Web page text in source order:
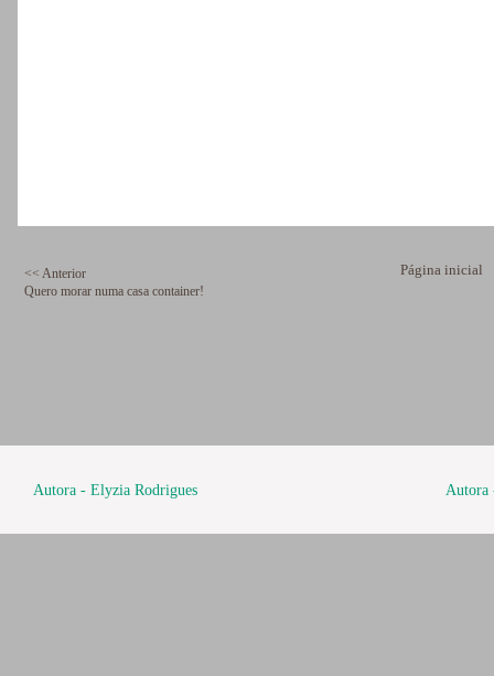
<< Anterior
Quero morar numa casa container!
Página inicial
Autora - Elyzia Rodrigues Autora